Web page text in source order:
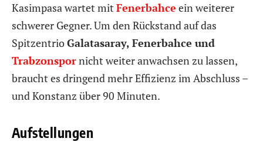
Kasimpasa wartet mit Fenerbahce ein weiterer
schwerer Gegner. Um den Rückstand auf das
SpitzentrioGalatasaray, Fenerbahce und
Trabzonspornicht weiter anwachsen zu lassen,
braucht es dringend mehr Effizienz im Abschluss –
und Konstanz über 90 Minuten.
Aufstellungen